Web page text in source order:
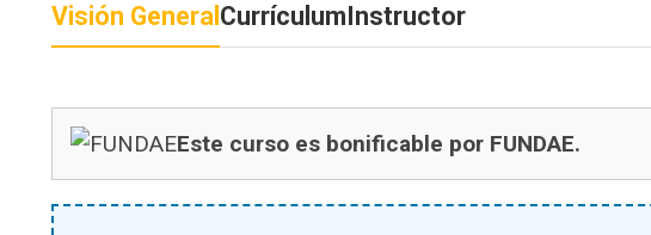
Visión General CurrículumInstructor
Este curso es bonificable por FUNDAE.